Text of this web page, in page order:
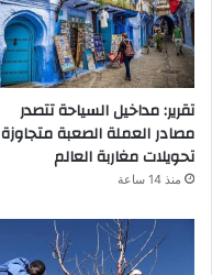
تقرير: مداخيل السياحة تتصدر
مصادر العملة الصعبة متجاوزة
تحويلات مغاربة العالم
منذ 14 ساعة